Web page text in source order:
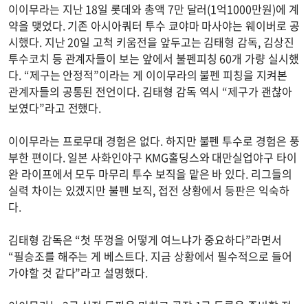
이이무라는 지난 18일 롯데와 총액 7만 달러(1억1000만원)에 계
약을 맺었다. 기존 아시아쿼터 투수 쿄야마 마사야는 웨이버로 공
시했다. 지난 20일 고척 키움전을 앞두고는 김태형 감독, 김상진
투수코치 등 관계자들이 보는 앞에서 불펜피칭 60개 가량 실시했
다. “제구는 안정적”이라는 게 이이무라의 불펜 피칭을 지켜본
관계자들의 공통된 전언이다. 김태형 감독 역시 “제구가 괜찮아
보였다”라고 전했다.
이이무라는 프로무대 경험은 없다. 하지만 불펜 투수로 경험은 풍
부한 편이다. 일본 사화인야구 KMG홀딩스와 대만실업야구 타이
완 라이프에서 모두 마무리 투수 보직을 맡은 바 있다. 리그들의
실력 차이는 있겠지만 불펜 보직, 접전 상황에서 등판은 익숙하
다.
김태형 감독은 “첫 뚜껑을 어떻게 여느냐가 중요하다”라면서
“필승조를 해주는 게 베스트다. 지금 상황에서 필수적으로 들어
가야할 것 같다”라고 설명했다.